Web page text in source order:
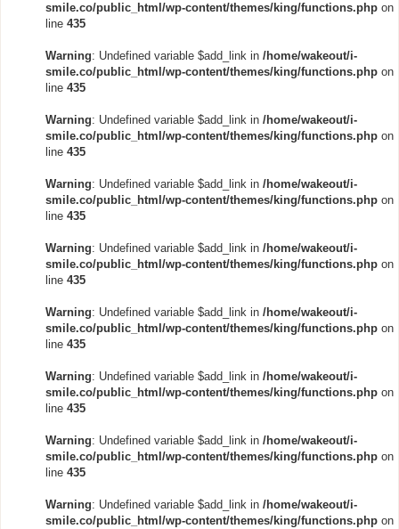
smile.co/public_html/wp-content/themes/king/functions.php on
line 435
Warning: Undefined variable $add_link in /home/wakeout/i-
smile.co/public_html/wp-content/themes/king/functions.php on
line 435
Warning: Undefined variable $add_link in /home/wakeout/i-
smile.co/public_html/wp-content/themes/king/functions.php on
line 435
Warning: Undefined variable $add_link in /home/wakeout/i-
smile.co/public_html/wp-content/themes/king/functions.php on
line 435
Warning: Undefined variable $add_link in /home/wakeout/i-
smile.co/public_html/wp-content/themes/king/functions.php on
line 435
Warning: Undefined variable $add_link in /home/wakeout/i-
smile.co/public_html/wp-content/themes/king/functions.php on
line 435
Warning: Undefined variable $add_link in /home/wakeout/i-
smile.co/public_html/wp-content/themes/king/functions.php on
line 435
Warning: Undefined variable $add_link in /home/wakeout/i-
smile.co/public_html/wp-content/themes/king/functions.php on
line 435
Warning: Undefined variable $add_link in /home/wakeout/i-
smile.co/public_html/wp-content/themes/king/functions.php on